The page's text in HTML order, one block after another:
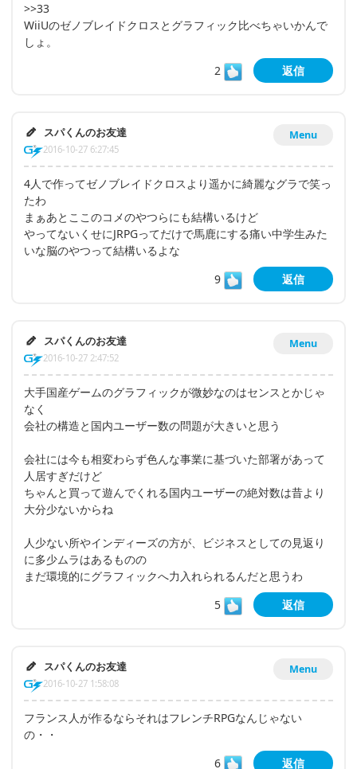
>>33
WiiUのゼノブレイドクロスとグラフィック比べちゃいかんで
しょ。
2
返信
Menu
スパくんのお友達
2016-10-27 6:27:45
4人で作ってゼノブレイドクロスより遥かに綺麗なグラで笑っ
たわ
まぁあとここのコメのやつらにも結構いるけど
やってないくせにJRPGってだけで馬鹿にする痛い中学生みた
いな脳のやつって結構いるよな
9
返信
Menu
スパくんのお友達
2016-10-27 2:47:52
大手国産ゲームのグラフィックが微妙なのはセンスとかじゃ
なく
会社の構造と国内ユーザー数の問題が大きいと思う
会社には今も相変わらず色んな事業に基づいた部署があって
人居すぎだけど
ちゃんと買って遊んでくれる国内ユーザーの絶対数は昔より
大分少ないからね
人少ない所やインディーズの方が、ビジネスとしての見返り
に多少ムラはあるものの
まだ環境的にグラフィックへ力入れられるんだと思うわ
5
返信
Menu
スパくんのお友達
2016-10-27 1:58:08
フランス人が作るならそれはフレンチRPGなんじゃない
の・・
6
返信